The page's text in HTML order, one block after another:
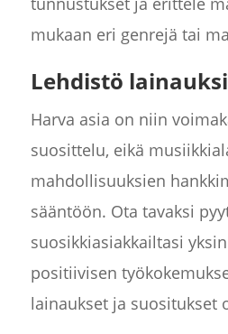
mukaan eri genrejä tai
Lehdistö
Harva asia on niin
suosittelu, eikä
mahdollisuuksien
sääntöön. Ota tavaksi
suosikkiasiakkailtasi
positiivisen
lainaukset ja suositukset